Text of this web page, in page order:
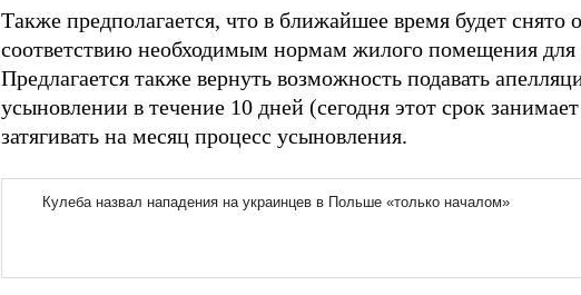
Также предполагается, что в ближайшее время будет снято
соответствию необходимым нормам жилого помещения для
Предлагается также вернуть возможность подавать
усыновлении в течение 10 дней (сегодня этот срок
затягивать на месяц процесс усыновления.